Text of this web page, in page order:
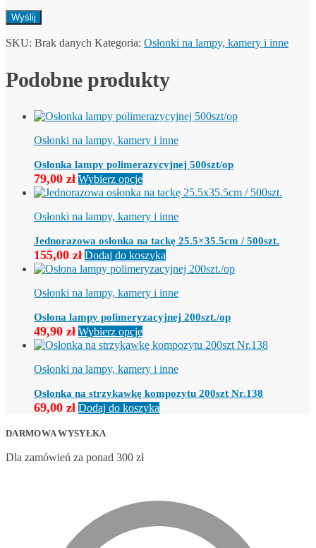
SKU: Brak danych Kategoria: Osłonki na lampy, kamery i inne
Podobne produkty
Osłonki na lampy, kamery i inne
Osłonka lampy polimerazycyjnej 500szt/op
79,00 zł Wybierz opcjeTen
produkt
wiele
Opcje
można
wybrać
na
stronie
Osłonki na lampy, kamery i inne
Jednorazowa osłonka na tackę 25.5×35.5cm / 500szt.
155,00 zł Dodaj do koszyka
Osłonki na lampy, kamery i inne
Osłona lampy polimeryzacyjnej 200szt./op
49,90 zł Wybierz opcjeTen
produkt
ma
wiele
Opcje
można
produktu
Osłonki na lampy, kamery i inne
Osłonka na strzykawkę kompozytu 200szt Nr.138
69,00 zł Dodaj do koszyka
DARMOWA WYSYŁKA
Dla zamówień za ponad 300 zł